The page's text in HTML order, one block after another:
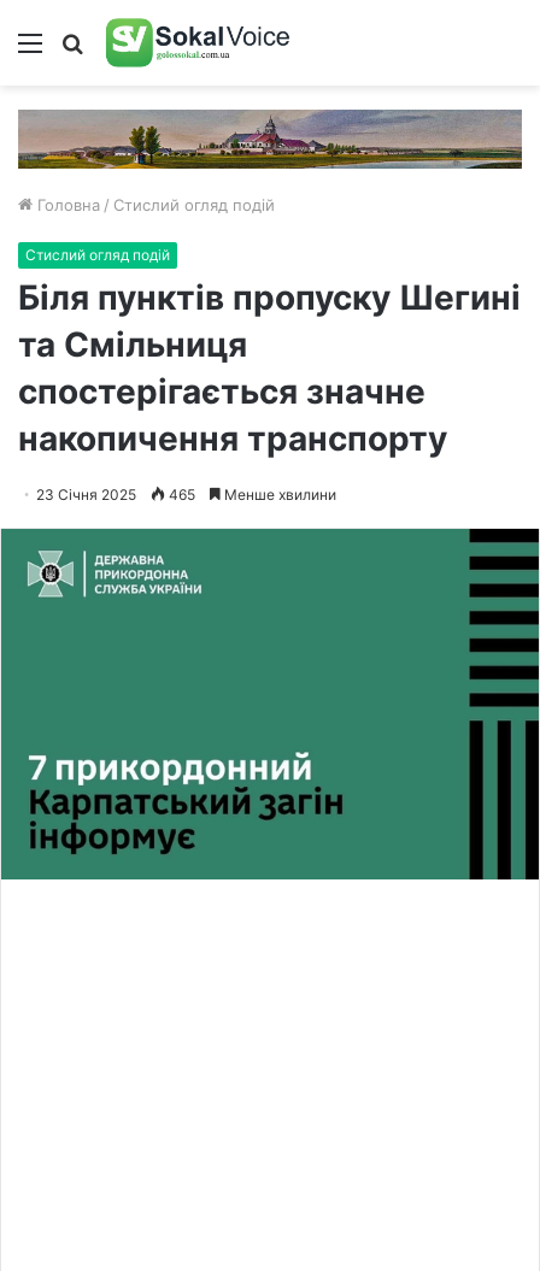
Меню Пошук
Головна / Стислий огляд подій
Стислий огляд подій
Біля пунктів пропуску Шегині
та Смільниця
спостерігається значне
накопичення транспорту
23 Січня 2025 465 Менше хвилини